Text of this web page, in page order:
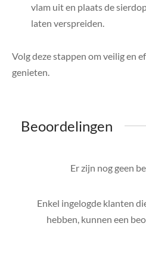
vlam uit en plaats de
laten verspreiden.
Volg deze stappen om veilig en
genieten.
Beoordelingen
Er zijn nog geen
Enkel ingelogde klanten
hebben, kunnen een